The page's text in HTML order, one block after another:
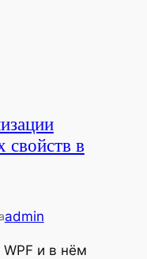
в
admin
и в нём